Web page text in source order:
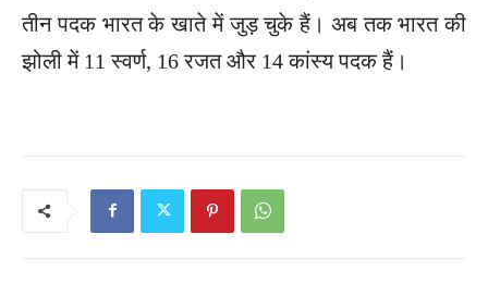
तीन पदक भारत के खाते में जुड़ चुके हैं। अब तक भारत की
झोली में 11 स्वर्ण, 16 रजत और 14 कांस्य पदक हैं।